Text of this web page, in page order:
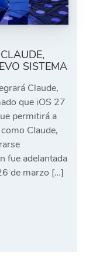
SISTEMA
Claude,
que iOS 27
permitirá a
Claude,
fue adelantada
de marzo […]